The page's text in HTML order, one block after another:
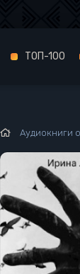
Аудиокниги
ТОП-100